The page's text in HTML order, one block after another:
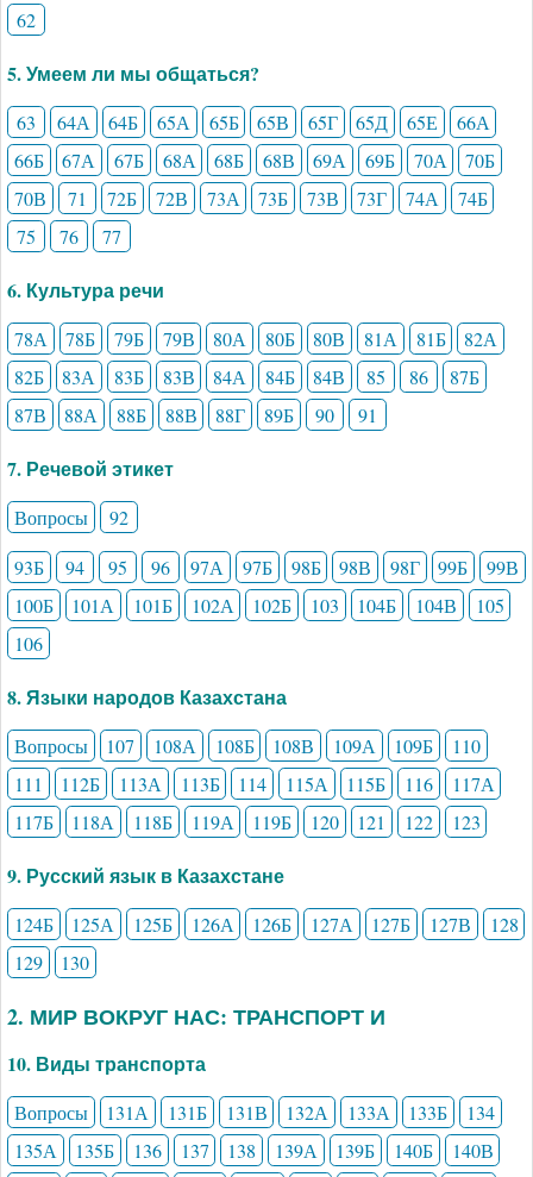
62
5. Умеем ли мы общаться?
63 64А 64Б 65А 65Б 65В 65Г 65Д 65Е
66А
66Б
67А 67Б 68А 68Б 68В 69А 69Б 70А
70Б
70В
71 72Б 72В 73А 73Б 73В 73Г 74А
74Б
75
76 77
6. Культура речи
78А 78Б 79Б 79В 80А 80Б 80В 81А 81Б
82А
82Б
83А 83Б 83В 84А 84Б 84В 85 86
87Б
87В
88А 88Б 88В 88Г 89Б 90 91
7. Речевой этикет
Вопросы
92
93Б
94 95 96 97А 97Б 98Б 98В 98Г 99Б
99В
100Б
101А 101Б 102А 102Б 103 104Б 104В
105
106
8. Языки народов Казахстана
Вопросы 107 108А 108Б 108В 109А 109Б
110
111
112Б 113А 113Б 114 115А 115Б 116
117А
117Б
118А 118Б 119А 119Б 120 121 122 123
9. Русский язык в Казахстане
124Б 125А 125Б 126А 126Б 127А 127Б 127В
128
129
130
2. МИР ВОКРУГ НАС: ТРАНСПОРТ И
10. Виды транспорта
Вопросы 131А 131Б 131В 132А 133А 133Б
134
135А
135Б 136 137 138 139А 139Б 140Б
140В